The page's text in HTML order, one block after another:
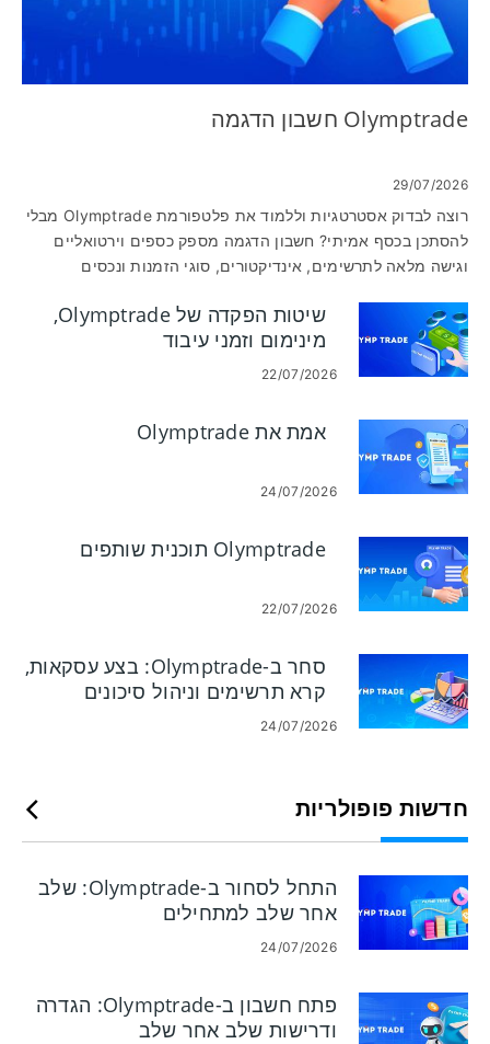
Olymptrade חשבון הדגמה
29/07/2026
רוצה לבדוק אסטרטגיות וללמוד את פלטפורמת Olymptrade מבלי
להסתכן בכסף אמיתי? חשבון הדגמה מספק כספים וירטואליים
וגישה מלאה לתרשימים, אינדיקטורים, סוגי הזמנות ונכסים
עבודה בפלטפורמה. מסחר בהדגמה עוזר לזהות מוזרויות ממשק
ומגבלות תכונות לפני שאתה עובר לחשבון ממומן. פתיחת חשבון
הדגמה ב-Olymptrade היא מהירה: הירשם באמצעות דוא"ל או
עבור למצב הדגמה בפלטפורמת האינטרנט או באפליקציה לנייד. אין
צורך בהפקדה כדי להשתמש בכספים וירטואליים, ואתה יכול לאפס
את יתרת ההדגמה כדי לבדוק מחדש את ההגדרות. שימו לב
שתמחור ההדגמה והביצוע עשויים להיות שונים מהשווקים החיים,
לסחור בשידור חי, השלם את אימות הזהות ובדוק את כללי ההפקדה
והמשיכה.
שיטות הפקדה של Olymptrade,
מינימום וזמני עיבוד
22/07/2026
אמת את Olymptrade
24/07/2026
Olymptrade תוכנית שותפים
22/07/2026
סחר ב-Olymptrade: בצע עסקאות,
קרא תרשימים וניהול סיכונים
24/07/2026
חדשות פופולריות
התחל לסחור ב-Olymptrade: שלב
אחר שלב למתחילים
24/07/2026
פתח חשבון ב-Olymptrade: הגדרה
ודרישות שלב אחר שלב